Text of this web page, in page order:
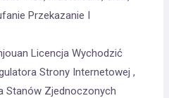
Przekazanie I
Licencja Wychodzić
Strony Internetowej ,
Stanów Zjednoczonych